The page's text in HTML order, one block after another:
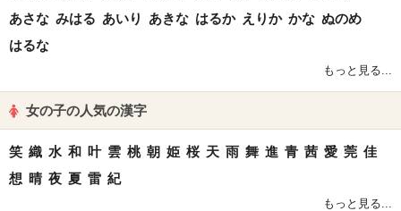
あさな みはる あいり あきな はるか えりか かな ぬのめ
はるな
もっと見る...
女の子の人気の漢字
笑 織 水 和 叶 雲 桃 朝 姫 桜 天 雨 舞 進 青 茜 愛 莞 佳
想 晴 夜 夏 雷 紀
もっと見る...